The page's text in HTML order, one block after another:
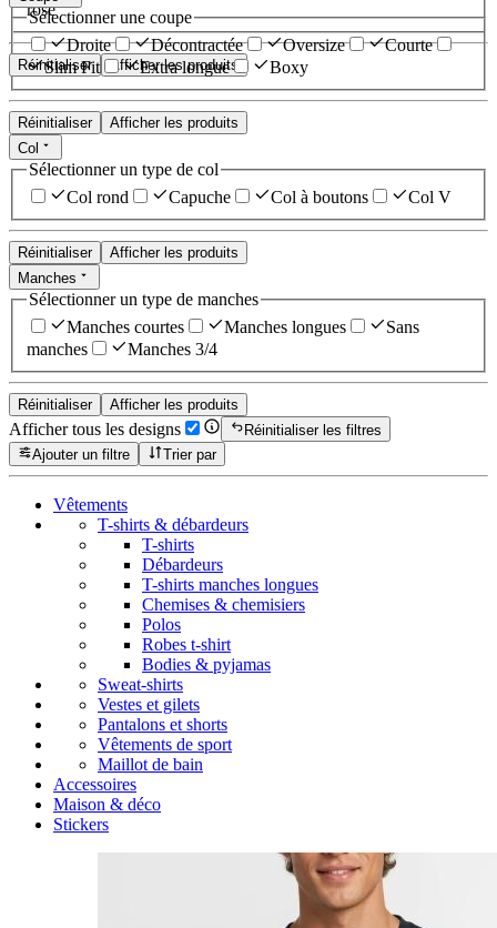
rose
Réinitialiser Afficher les produits
Sélectionner une coupe
Droite
Décontractée Oversize
Courte
Slim Fit
Extra longue Boxy
Réinitialiser
Afficher les produits
Col
Sélectionner un type de col
Col rond
Capuche Col à boutons Col V
Réinitialiser
Afficher les produits
Manches
Sélectionner un type de manches
Manches courtes
Manches longues
Sans
manches
Manches 3/4
Réinitialiser Afficher les produits
Afficher tous les designs
Réinitialiser les filtres
Ajouter un filtre
Trier par
Vêtements
T-shirts & débardeurs
T-shirts
Débardeurs
T-shirts manches longues
Chemises & chemisiers
Polos
Robes t-shirt
Bodies & pyjamas
Sweat-shirts
Vestes et gilets
Pantalons et shorts
Vêtements de sport
Maillot de bain
Accessoires
Maison & déco
Stickers